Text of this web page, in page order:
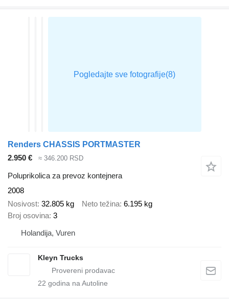
Renders CHASSIS PORTMASTER
2.950 €
≈ 346.200 RSD
Poluprikolica za prevoz kontejnera
2008
Nosivost 32.805 kg Neto težina 6.195 kg
Broj osovina 3
Holandija, Vuren
Kleyn Trucks
22 godina na Autoline